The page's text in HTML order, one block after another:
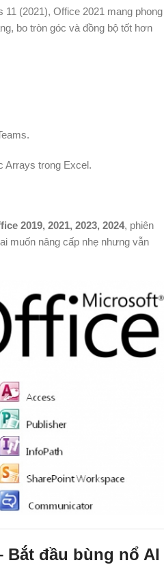
(2021), Office 2021 mang phong
bo tròn góc và đồng bộ tốt hơn
Arrays trong Excel.
2019, 2021, 2023, 2024, phiên
muốn nâng cấp nhẹ nhưng vẫn
Bắt đầu bùng nổ AI